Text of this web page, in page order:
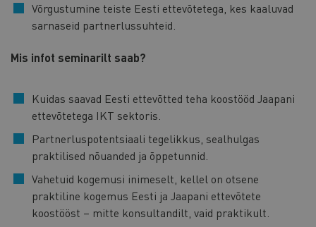
Võrgustumine teiste Eesti ettevõtetega, kes kaaluvad
sarnaseid partnerlussuhteid.
Mis infot seminarilt saab?
Kuidas saavad Eesti ettevõtted teha koostööd Jaapani
ettevõtetega IKT sektoris.
Partnerluspotentsiaali tegelikkus, sealhulgas
praktilised nõuanded ja õppetunnid.
Vahetuid kogemusi inimeselt, kellel on otsene
praktiline kogemus Eesti ja Jaapani ettevõtete
koostööst – mitte konsultandilt, vaid praktikult.